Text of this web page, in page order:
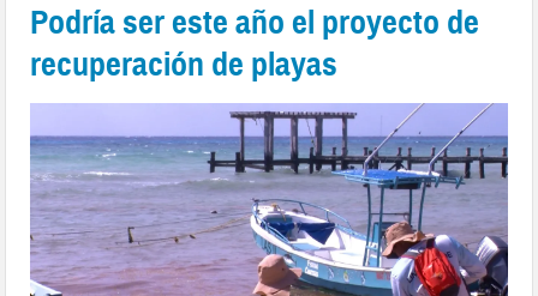
Podría ser este año el proyecto de
recuperación de playas